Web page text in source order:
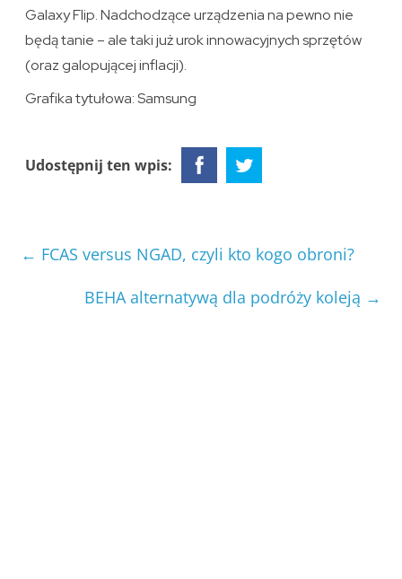
Galaxy Flip. Nadchodzące urządzenia na pewno nie
będą tanie – ale taki już urok innowacyjnych sprzętów
(oraz galopującej inflacji).
Grafika tytułowa: Samsung
Udostępnij ten wpis:
← FCAS versus NGAD, czyli kto kogo obroni?
BEHA alternatywą dla podróży koleją →